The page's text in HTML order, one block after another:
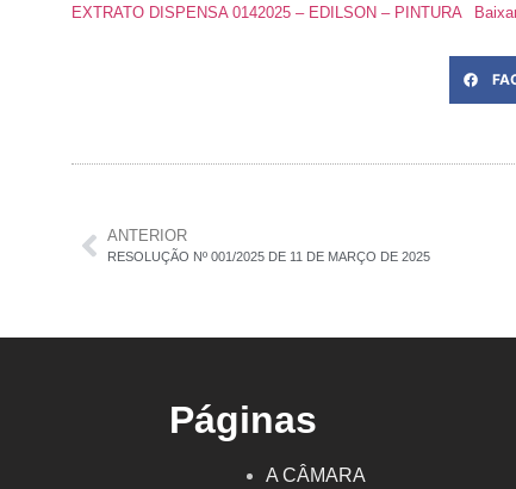
EXTRATO DISPENSA 0142025 – EDILSON – PINTURA
ANTERIOR
RESOLUÇÃO Nº 001/2025 DE 11 DE MARÇO DE 2025
Páginas
A CÂMARA